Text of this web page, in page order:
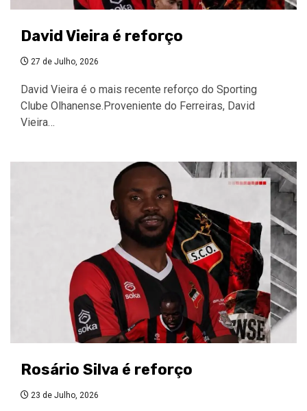
David Vieira é reforço
27 de Julho, 2026
David Vieira é o mais recente reforço do Sporting
Clube Olhanense.Proveniente do Ferreiras, David
Vieira…
Rosário Silva é reforço
23 de Julho, 2026